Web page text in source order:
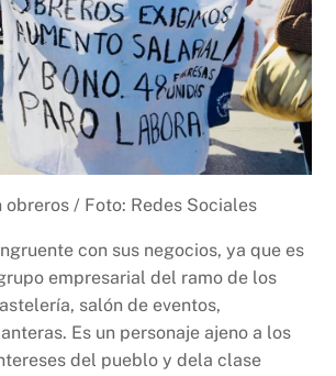
obreros / Foto: Redes Sociales
con sus negocios, ya que es
empresarial del ramo de los
salón de eventos,
Es un personaje ajeno a los
del pueblo y dela clase